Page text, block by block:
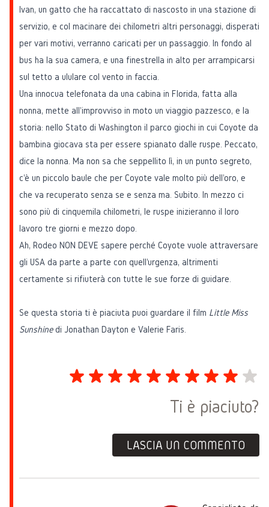
Ti è piaciuto?
LASCIA UN COMMENTO
Ivan, un gatto che ha raccattato di nascosto in una stazione di
servizio, e col macinare dei chilometri altri personaggi, disperati
per vari motivi, verranno caricati per un passaggio. In fondo al
bus ha la sua camera, e una finestrella in alto per arrampicarsi
sul tetto a ululare col vento in faccia.
Una innocua telefonata da una cabina in Florida, fatta alla
nonna, mette all'improvviso in moto un viaggio pazzesco, e la
storia: nello Stato di Washington il parco giochi in cui Coyote da
bambina giocava sta per essere spianato dalle ruspe. Peccato,
dice la nonna. Ma non sa che seppellito lì, in un punto segreto,
c'è un piccolo baule che per Coyote vale molto più dell'oro, e
che va recuperato senza se e senza ma. Subito. In mezzo ci
sono più di cinquemila chilometri, le ruspe inizieranno il loro
lavoro tre giorni e mezzo dopo.
Ah, Rodeo NON DEVE sapere perché Coyote vuole attraversare
gli USA da parte a parte con quell'urgenza, altrimenti
certamente si rifiuterà con tutte le sue forze di guidare.
Se questa storia ti è piaciuta puoi guardare il film Little Miss
Sunshine di Jonathan Dayton e Valerie Faris.